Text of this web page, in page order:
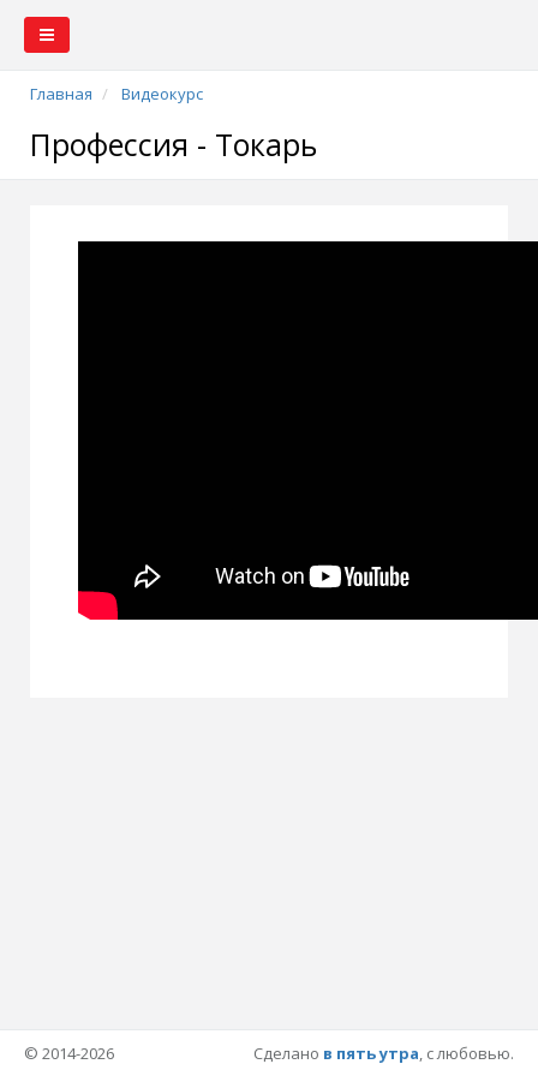
Главная Видеокурс
Профессия - Токарь
Сделано в пять утра, с любовью.
© 2014-2026